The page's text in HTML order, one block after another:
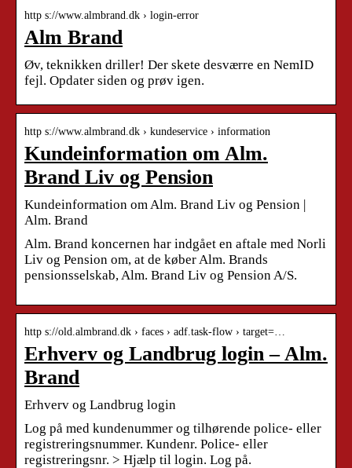
http s://www.almbrand.dk › login-error
Alm Brand
Øv, teknikken driller! Der skete desværre en NemID
fejl. Opdater siden og prøv igen.
http s://www.almbrand.dk › kundeservice › information
Kundeinformation om Alm.
Brand Liv og Pension
Kundeinformation om Alm. Brand Liv og Pension |
Alm. Brand
Alm. Brand koncernen har indgået en aftale med Norli
Liv og Pension om, at de køber Alm. Brands
pensionsselskab, Alm. Brand Liv og Pension A/S.
http s://old.almbrand.dk › faces › adf.task-flow › target=…
Erhverv og Landbrug login – Alm.
Brand
Erhverv og Landbrug login
Log på med kundenummer og tilhørende police- eller
registreringsnummer. Kundenr. Police- eller
registreringsnr. > Hjælp til login. Log på.